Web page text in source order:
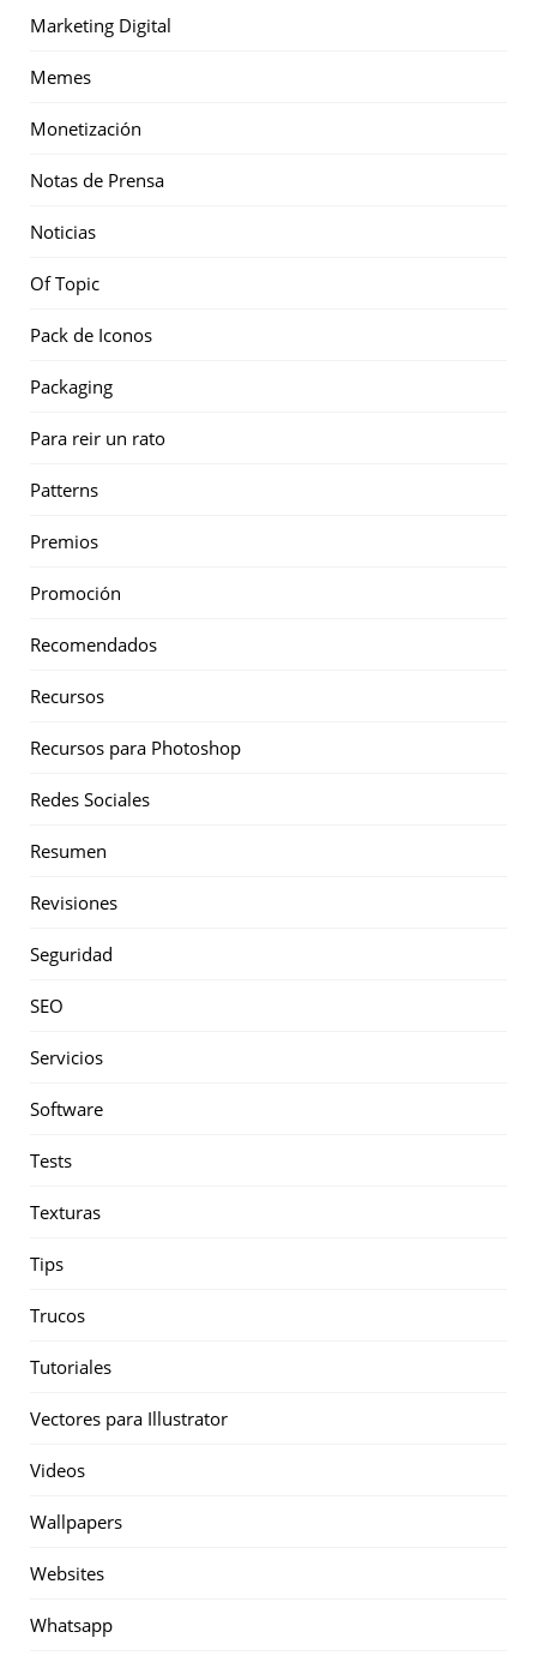
Marketing Digital
Memes
Monetización
Notas de Prensa
Noticias
Of Topic
Pack de Iconos
Packaging
Para reir un rato
Patterns
Premios
Promoción
Recomendados
Recursos
Recursos para Photoshop
Redes Sociales
Resumen
Revisiones
Seguridad
SEO
Servicios
Software
Tests
Texturas
Tips
Trucos
Tutoriales
Vectores para Illustrator
Videos
Wallpapers
Websites
Whatsapp